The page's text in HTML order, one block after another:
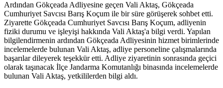
Ardından Gökçeada Adliyesine geçen Vali Aktaş, Gökçeada
Cumhuriyet Savcısı Barış Koçum ile bir süre görüşerek sohbet etti.
Ziyarette Gökçeada Cumhuriyet Savcısı Barış Koçum, adliyenin
fiziki durumu ve işleyişi hakkında Vali Aktaş'a bilgi verdi. Yapılan
bilgilendirmenin ardından Gökçeada Adliyesinin hizmet birimlerinde
incelemelerde bulunan Vali Aktaş, adliye personeline çalışmalarında
başarılar dileyerek teşekkür etti. Adliye ziyaretinin sonrasında geçici
olarak taşınacak İlçe Jandarma Komutanlığı binasında incelemelerde
bulunan Vali Aktaş, yetkililerden bilgi aldı.